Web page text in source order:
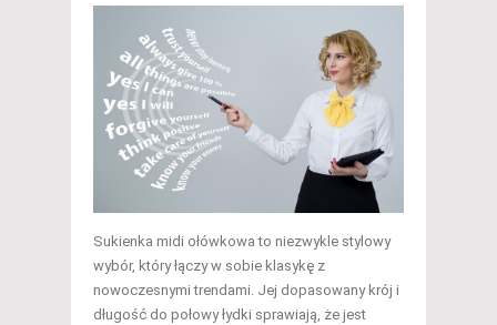
Sukienka midi ołówkowa to niezwykle stylowy
wybór, który łączy w sobie klasykę z
nowoczesnymi trendami. Jej dopasowany krój i
długość do połowy łydki sprawiają, że jest